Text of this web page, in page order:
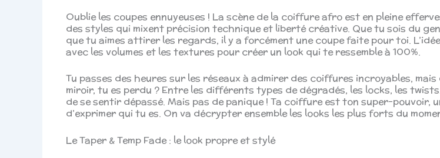
Oublie les coupes ennuyeuses ! La scène de la coiffure afro est en pleine
des styles qui mixent précision technique et liberté créative. Que tu sois du
que tu aimes attirer les regards, il y a forcément une coupe faite pour toi.
avec les volumes et les textures pour créer un look qui te ressemble à 100%.
Tu passes des heures sur les réseaux à admirer des coiffures incroyables,
miroir, tu es perdu ? Entre les différents types de dégradés, les locks, les
de se sentir dépassé. Mais pas de panique ! Ta coiffure est ton super-pouvoir,
d’exprimer qui tu es. On va décrypter ensemble les looks les plus forts du
Le Taper & Temp Fade : le look propre et stylé